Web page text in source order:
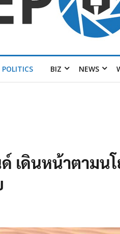
POLITICS BIZ NEWS
เดินหน้าตามน